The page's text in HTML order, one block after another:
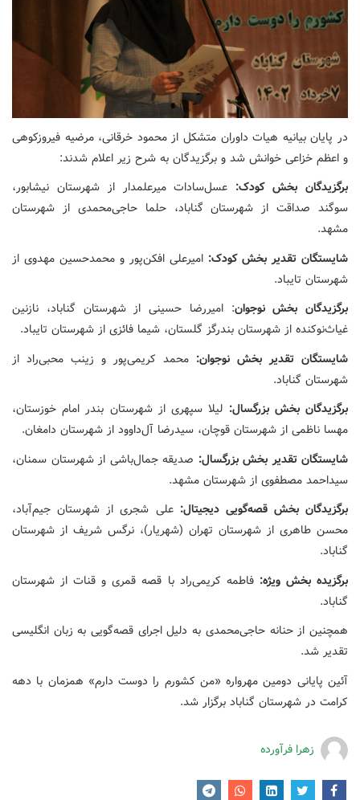
در پایان بیانیه هیات داوران متشکل از محمود خرقانی، مرضیه فیروزکوهی
و اعظم خزاعی خوانش شد و برگزیدگان به شرح زیر اعلام شدند:
برگزیدگان بخش کودک: عسل‌سادات میرعلمدار از شهرستان نیشابور،
سوگند صداقت از شهرستان گناباد، حلما حاجی‌محمدی از شهرستان
مشهد.
شایستگان تقدیر بخش کودک: امیرعلی افکن‌پور و محمدحسین مهدوی از
شهرستان تایباد.
برگزیدگان بخش نوجوان: امیررضا حسینی از شهرستان گناباد، نازنین
غیاث‌نوکنده از شهرستان بندرگز گلستان، شیما فائزی از شهرستان تایباد.
شایستگان تقدیر بخش نوجوان: محمد کریمی‌پور و زینب محبی‌راد از
شهرستان گناباد.
برگزیدگان بخش بزرگسال: لیلا سپهری از شهرستان بندر امام خوزستان،
مهسا ناظمی از شهرستان قوچان، سیدرضا آل‌داوود از شهرستان دامغان.
شایستگان تقدیر بخش بزرگسال: صدیقه جمال‌باشی از شهرستان سمنان،
سیداحمد مصطفوی از شهرستان مشهد.
برگزیدگان بخش قصه‌گویی دیجیتال:علی شجری از شهرستان جیم‌آباد،
محسن طاهری از شهرستان تهران (شهریار)، نرگس شریف از شهرستان
گناباد.
برگزیده بخش ویژه:فاطمه کریمی‌راد با قصه قمری و قنات از شهرستان
گناباد.
همچنین از حنانه حاجی‌محمدی به دلیل اجرای قصه‌گویی به زبان انگلیسی
تقدیر شد.
آئین پایانی دومین مهرواره «من کشورم را دوست دارم» همزمان با دهه
کرامت در شهرستان گناباد برگزار شد.
زهرا فرآورده